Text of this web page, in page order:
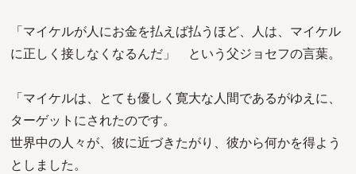
「マイケルが人にお金を払えば払うほど、人は、マイケル
に正しく接しなくなるんだ」 という父ジョセフの言葉。
「マイケルは、とても優しく寛大な人間であるがゆえに、
ターゲットにされたのです。
世界中の人々が、彼に近づきたがり、彼から何かを得よう
としました。